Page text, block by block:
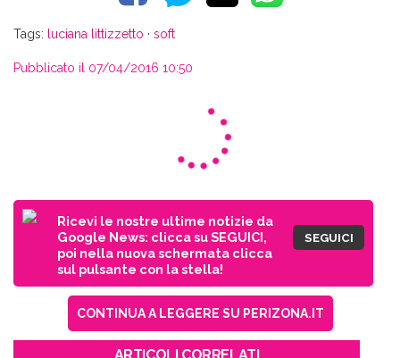
Tags: luciana littizzetto · soft
Pubblicato il 07/04/2016 10:50
Ricevi le nostre ultime notizie da
Google News: clicca su SEGUICI,
poi nella nuova schermata clicca
sul pulsante con la stella!
SEGUICI
CONTINUA A LEGGERE SU PERIZONA.IT